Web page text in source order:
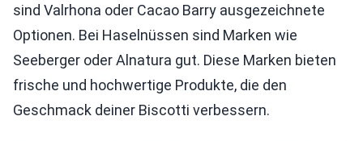
sind Valrhona oder Cacao Barry ausgezeichnete
Optionen. Bei Haselnüssen sind Marken wie
Seeberger oder Alnatura gut. Diese Marken bieten
frische und hochwertige Produkte, die den
Geschmack deiner Biscotti verbessern.